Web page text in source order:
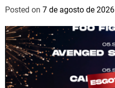
Posted on 7 de agosto de 2026